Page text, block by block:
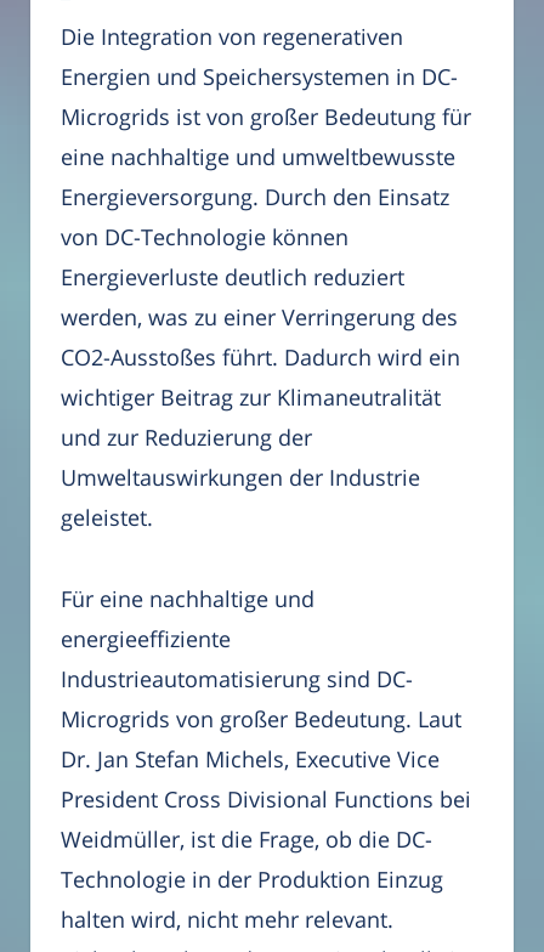
Die Integration von regenerativen
Energien und Speichersystemen in DC-
Microgrids ist von großer Bedeutung für
eine nachhaltige und umweltbewusste
Energieversorgung. Durch den Einsatz
von DC-Technologie können
Energieverluste deutlich reduziert
werden, was zu einer Verringerung des
CO2-Ausstoßes führt. Dadurch wird ein
wichtiger Beitrag zur Klimaneutralität
und zur Reduzierung der
Umweltauswirkungen der Industrie
geleistet.
Für eine nachhaltige und
energieeffiziente
Industrieautomatisierung sind DC-
Microgrids von großer Bedeutung. Laut
Dr. Jan Stefan Michels, Executive Vice
President Cross Divisional Functions bei
Weidmüller, ist die Frage, ob die DC-
Technologie in der Produktion Einzug
halten wird, nicht mehr relevant.